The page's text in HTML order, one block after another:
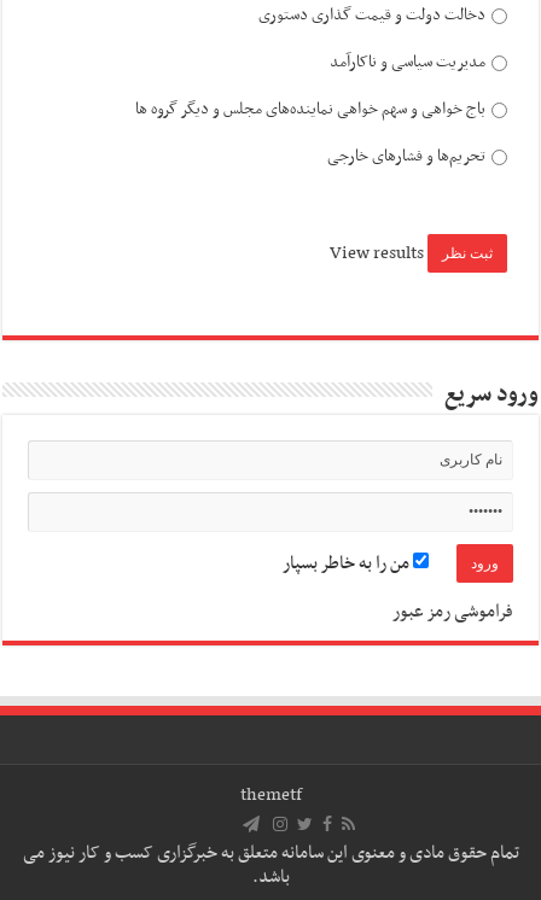
دخالت دولت و قیمت گذاری دستوری
مدیریت سیاسی و ناکارآمد
باج خواهی و سهم خواهی نماینده‌های مجلس و دیگر گروه ها
تحریم‌ها و فشارهای خارجی
View results
ورود سریع
من را به خاطر بسپار
فراموشی رمز عبور
themetf
تمام حقوق مادی و معنوی این سامانه متعلق به خبرگزاری کسب و کار نیوز می
باشد.